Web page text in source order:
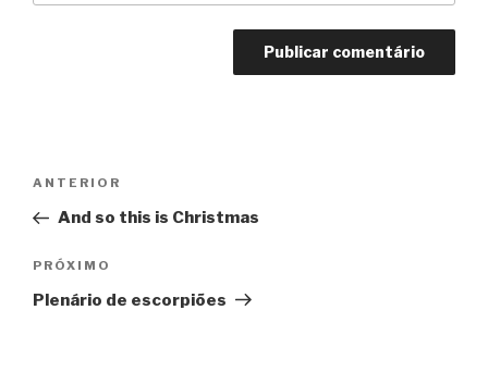
Post
Anterior
ANTERIOR
And so this is Christmas
Próximo
PRÓXIMO
Plenário de escorpiões